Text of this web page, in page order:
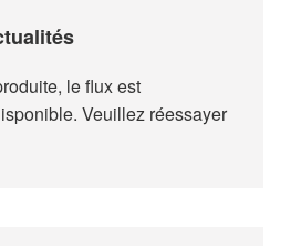
le flux est
Veuillez réessayer